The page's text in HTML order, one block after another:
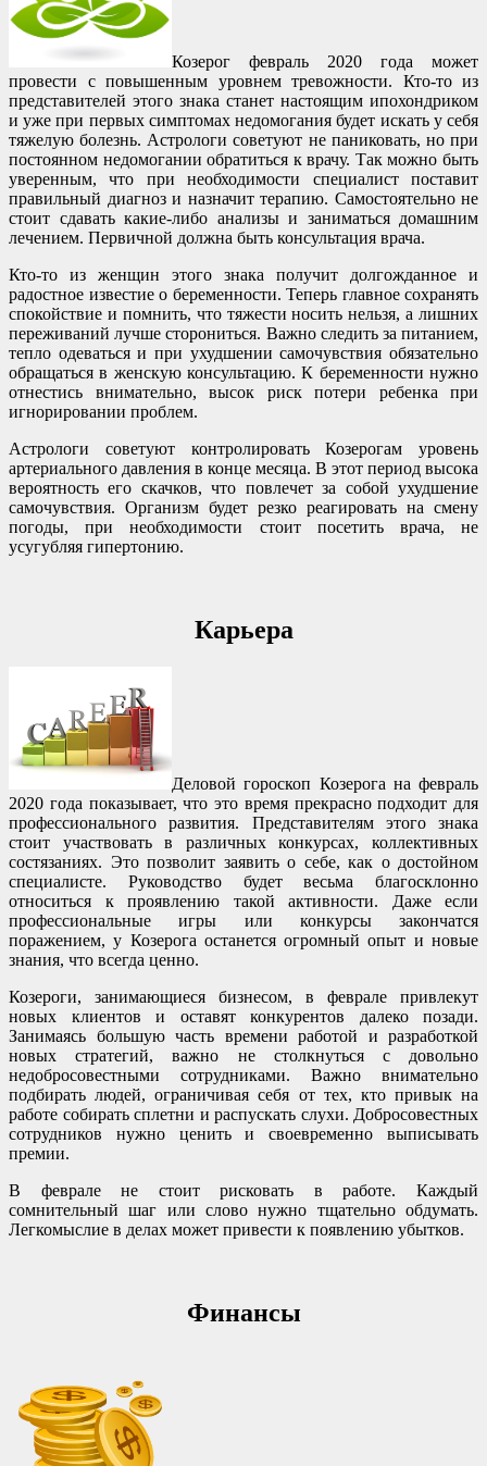
Козерог февраль 2020 года может
провести с повышенным уровнем тревожности. Кто-то из
представителей этого знака станет настоящим ипохондриком
и уже при первых симптомах недомогания будет искать у себя
тяжелую болезнь. Астрологи советуют не паниковать, но при
постоянном недомогании обратиться к врачу. Так можно быть
уверенным, что при необходимости специалист поставит
правильный диагноз и назначит терапию. Самостоятельно не
стоит сдавать какие-либо анализы и заниматься домашним
лечением. Первичной должна быть консультация врача.
Кто-то из женщин этого знака получит долгожданное и
радостное известие о беременности. Теперь главное сохранять
спокойствие и помнить, что тяжести носить нельзя, а лишних
переживаний лучше сторониться. Важно следить за питанием,
тепло одеваться и при ухудшении самочувствия обязательно
обращаться в женскую консультацию. К беременности нужно
отнестись внимательно, высок риск потери ребенка при
игнорировании проблем.
Астрологи советуют контролировать Козерогам уровень
артериального давления в конце месяца. В этот период высока
вероятность его скачков, что повлечет за собой ухудшение
самочувствия. Организм будет резко реагировать на смену
погоды, при необходимости стоит посетить врача, не
усугубляя гипертонию.
Карьера
Деловой гороскоп Козерога на февраль
2020 года показывает, что это время прекрасно подходит для
профессионального развития. Представителям этого знака
стоит участвовать в различных конкурсах, коллективных
состязаниях. Это позволит заявить о себе, как о достойном
специалисте. Руководство будет весьма благосклонно
относиться к проявлению такой активности. Даже если
профессиональные игры или конкурсы закончатся
поражением, у Козерога останется огромный опыт и новые
знания, что всегда ценно.
Козероги, занимающиеся бизнесом, в феврале привлекут
новых клиентов и оставят конкурентов далеко позади.
Занимаясь большую часть времени работой и разработкой
новых стратегий, важно не столкнуться с довольно
недобросовестными сотрудниками. Важно внимательно
подбирать людей, ограничивая себя от тех, кто привык на
работе собирать сплетни и распускать слухи. Добросовестных
сотрудников нужно ценить и своевременно выписывать
премии.
В феврале не стоит рисковать в работе. Каждый
сомнительный шаг или слово нужно тщательно обдумать.
Легкомыслие в делах может привести к появлению убытков.
Финансы